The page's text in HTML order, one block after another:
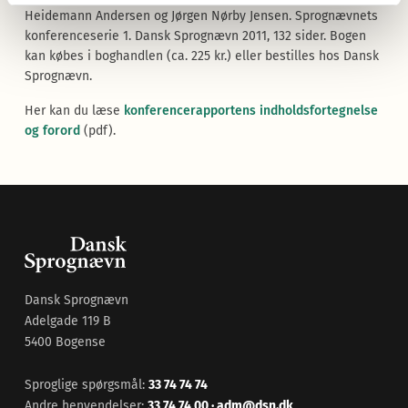
Heidemann Andersen og Jørgen Nørby Jensen. Sprognævnets
konferenceserie 1. Dansk Sprognævn 2011, 132 sider. Bogen
kan købes i boghandlen (ca. 225 kr.) eller bestilles hos Dansk
Sprognævn.
Her kan du læse konferencerapportens indholdsfortegnelse
og forord (pdf).
Dansk Sprognævn
Adelgade 119 B
5400 Bogense
Sproglige spørgsmål: 33 74 74 74